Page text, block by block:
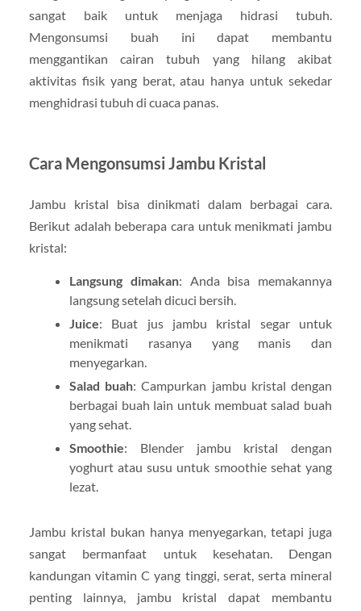
sangat baik untuk menjaga hidrasi tubuh.
Mengonsumsi buah ini dapat membantu
menggantikan cairan tubuh yang hilang akibat
aktivitas fisik yang berat, atau hanya untuk sekedar
menghidrasi tubuh di cuaca panas.
Cara Mengonsumsi Jambu Kristal
Jambu kristal bisa dinikmati dalam berbagai cara.
Berikut adalah beberapa cara untuk menikmati jambu
kristal:
Langsung dimakan: Anda bisa memakannya
langsung setelah dicuci bersih.
Juice: Buat jus jambu kristal segar untuk
menikmati rasanya yang manis dan
menyegarkan.
Salad buah: Campurkan jambu kristal dengan
berbagai buah lain untuk membuat salad buah
yang sehat.
Smoothie: Blender jambu kristal dengan
yoghurt atau susu untuk smoothie sehat yang
lezat.
Jambu kristal bukan hanya menyegarkan, tetapi juga
sangat bermanfaat untuk kesehatan. Dengan
kandungan vitamin C yang tinggi, serat, serta mineral
penting lainnya, jambu kristal dapat membantu